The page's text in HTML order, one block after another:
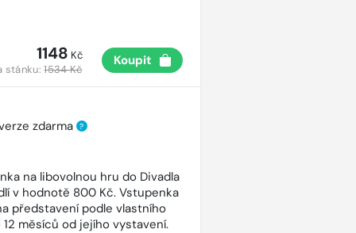
1148 Kč
stánku:1534 Kč
Koupit
zdarma ?
na libovolnou hru do Divadla
v hodnotě 800 Kč. Vstupenka
představení podle vlastního
měsíců od jejího vystavení.